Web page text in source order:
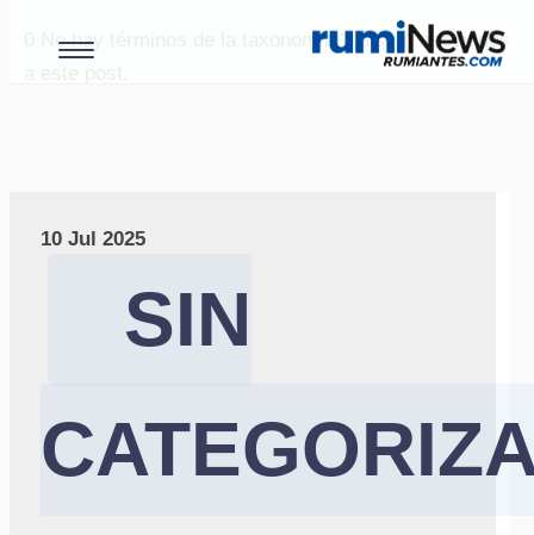
No hay términos de la taxonomía "paises" asociados
10 Jul 2025
SIN